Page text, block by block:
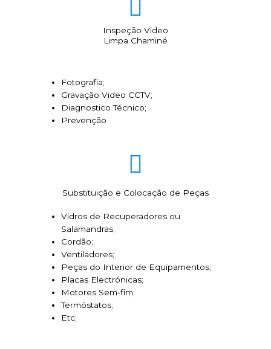
Inspeção Video
Limpa Chaminé
Fotografia;
Gravação Video CCTV;
Diagnostico Técnico;
Prevenção
Substituição e Colocação de Peças
Vidros de Recuperadores ou
Salamandras;
Cordão;
Ventiladores;
Peças do Interior de Equipamentos;
Placas Electrónicas;
Motores Sem-fim;
Termóstatos;
Etc;